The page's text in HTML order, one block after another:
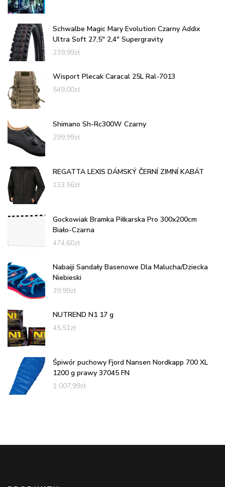
Schwalbe Magic Mary Evolution Czarny Addix
Ultra Soft 27,5" 2,4" Supergravity
239,99zł
Wisport Plecak Caracal 25L Ral-7013
549,00zł
Shimano Sh-Rc300W Czarny
299,99zł
REGATTA LEXIS DÁMSKÝ ČERNÍ ZIMNÍ KABÁT
133,56zł
Gockowiak Bramka Piłkarska Pro 300x200cm
Biało-Czarna
474,60zł
Nabaiji Sandały Basenowe Dla Malucha/Dziecka
Niebieski
39,99zł
NUTREND N1 17 g
45,51zł
Śpiwór puchowy Fjord Nansen Nordkapp 700 XL
1200 g prawy 37045 FN
1 007,99zł